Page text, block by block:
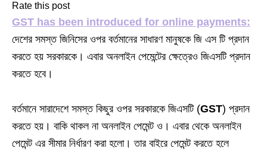
Rate this post
GST has been introduced for online payments:
দেশের সমস্ত জিনিসের ওপর বর্তমানের সাধারণ মানুষকে জি এস টি প্রদান
করতে হয় সরকারকে। এবার অনলাইন পেমেন্টের ক্ষেত্রেও জিএসটি প্রদান
করতে হবে।
বর্তমানে সারাদেশে সমস্ত কিছুর ওপর সরকারকে জিএসটি (GST) প্রদান
করতে হয়। বাকি থাকল না অনলাইন পেমেন্ট ও। এবার থেকে অনলাইন
পেমেন্ট এর সীমার নির্ধারণ করা হলো। তার বাইরে পেমেন্ট করতে হলে